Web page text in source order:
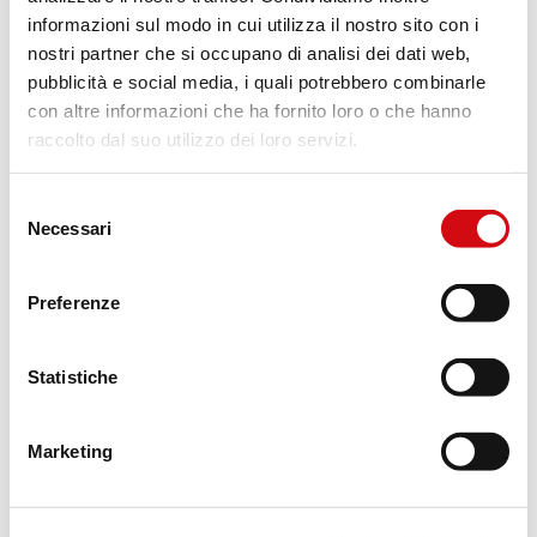
informazioni sul modo in cui utilizza il nostro sito con i
nostri partner che si occupano di analisi dei dati web,
pubblicità e social media, i quali potrebbero combinarle
con altre informazioni che ha fornito loro o che hanno
raccolto dal suo utilizzo dei loro servizi.
delNecessari
Preferenze
Statistiche
Marketing